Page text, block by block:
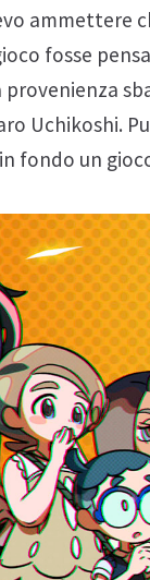
ammettere
fosse
provenienza
Uchikoshi.
fondo un